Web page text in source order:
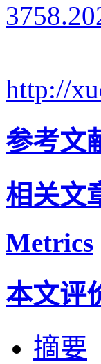
http://
参考文
相关文
Metrics
本文评
摘要